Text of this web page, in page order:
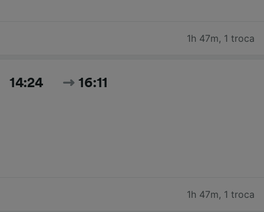
1h 47m, 1 troca
14:24 16:11
1h 47m, 1 troca